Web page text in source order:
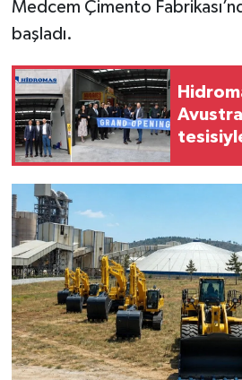
Medcem Çimento
başladı.